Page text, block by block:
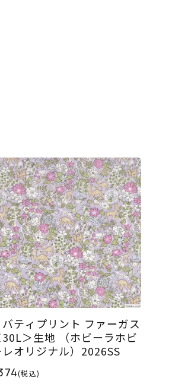
バティプリント ファーガス
30L＞生地 （ホビーラホビ
レオリジナル）2026SS
(税込)